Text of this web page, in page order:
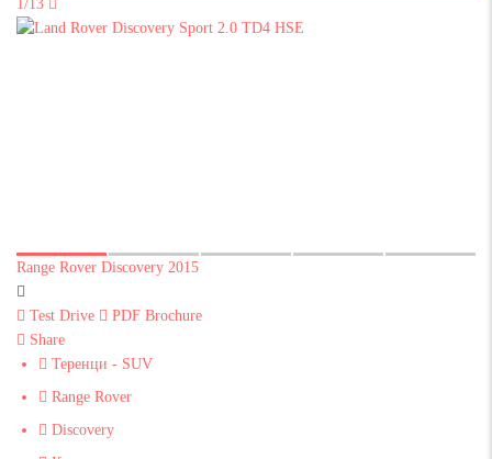
1/13
Range Rover Discovery 2015
Test Drive
PDF Brochure
Share
Теренци - SUV
Range Rover
Discovery